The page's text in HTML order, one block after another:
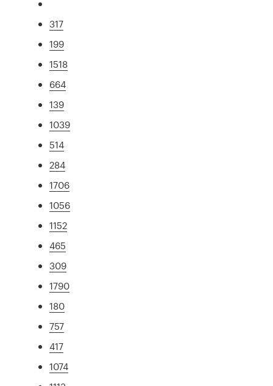
317
199
1518
664
139
1039
514
284
1706
1056
1152
465
309
1790
180
757
417
1074